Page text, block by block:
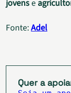
jovense
Fonte:Adel
Quer a